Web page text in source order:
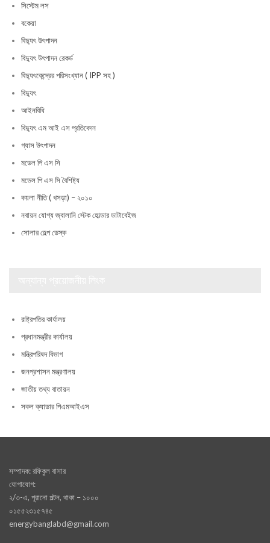
সিস্টেম লস
বকেয়া
বিদ্যুৎ উৎপাদন
বিদ্যুৎ উৎপাদন রেকর্ড
বিদ্যুৎকেন্দ্রের পরিসংখ্যান ( IPP সহ )
বিদ্যুৎ
আইনবিধি
বিদ্যুৎ এম আই এস প্রতিবেদন
গ্যাস উৎপাদন
মডেল পি এস সি
মডেল পি এস সি বৈশিষ্ট্য
কয়লা নীতি ( খসড়া) – ২০১০
নবায়ন যোগ্য জ্বালানি স্টেক হোল্ডার ডাটাবেইজ
সোলার হেল্প ডেস্ক
রাষ্ট্রপতির কার্যালয়
প্রধানমন্ত্রীর কার্যালয়
মন্ত্রিপরিষদ বিভাগ
জনপ্রশাসন মন্ত্রণালয়
জাতীয় তথ্য বাতায়ন
সকল ক্যাডার পিএমআইএস
সম্পাদক: রফিকুল বাসার
যোগাযোগ:
২/৩-এ, পূরানো পল্টন, থাকা – ১০০০
০১৫৫২৩১৫৭৪৫
energybanglabd@gmail.com